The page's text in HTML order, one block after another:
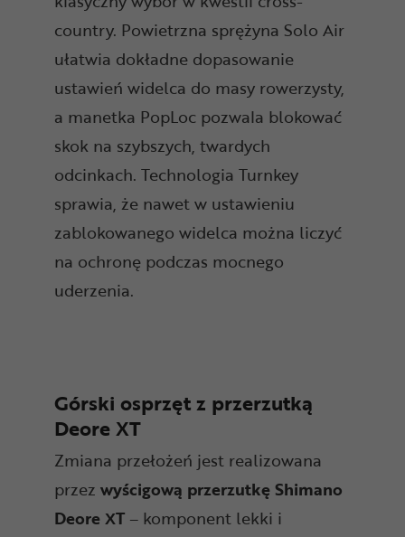
country. Powietrzna sprężyna Solo Air
ułatwia dokładne dopasowanie
ustawień widelca do masy rowerzysty,
a manetka PopLoc pozwala blokować
skok na szybszych, twardych
odcinkach. Technologia Turnkey
sprawia, że nawet w ustawieniu
zablokowanego widelca można liczyć
na ochronę podczas mocnego
uderzenia.
Górski osprzęt z przerzutką
Deore XT
Zmiana przełożeń jest realizowana
przez wyścigową przerzutkę Shimano
Deore XT – komponent lekki i